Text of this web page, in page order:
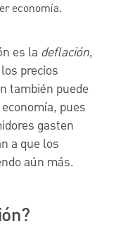
economía.
es la deflación,
precios
también puede
pues
gasten
a que los
aún más.